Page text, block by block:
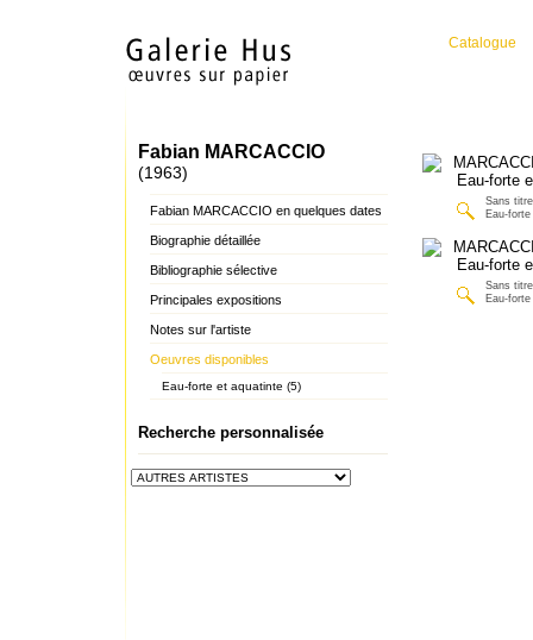
Catalogue
Fabian MARCACCIO
(1963)
Fabian MARCACCIO en quelques dates
Biographie détaillée
Bibliographie sélective
Principales expositions
Notes sur l'artiste
Oeuvres disponibles
Eau-forte et aquatinte (5)
Recherche personnalisée
Sans
Eau-
Sans
Eau-